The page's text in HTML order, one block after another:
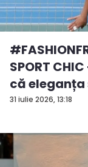
31 iulie 2026, 13:18
SPORT
că